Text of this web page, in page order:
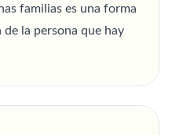
familias es una forma
de la persona que hay